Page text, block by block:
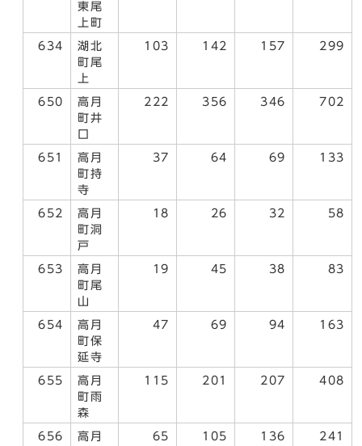
東尾
上町
634
湖北
町尾
上
103 142 157 299
650
高月
町井
口
222 356 346 702
651
高月
町持
寺
37 64 69 133
652
高月
町洞
戸
18 26 32 58
653
高月
町尾
山
19 45 38 83
654
高月
町保
延寺
47 69 94 163
655
高月
町雨
森
115 201 207 408
656
高月
65 105 136 241